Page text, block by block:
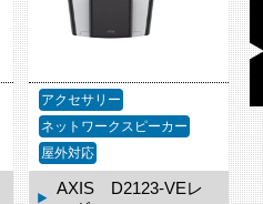
アクセサリー
ネットワークスピーカー
屋外対応
AXIS D2123-VEレ